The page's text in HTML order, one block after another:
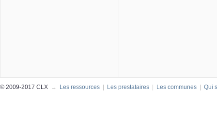
© 2009-2017 CLX → Les ressources Les prestataires Les communes Qui